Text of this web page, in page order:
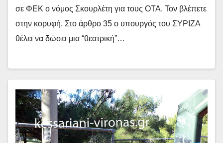
σε ΦΕΚ ο νόμος Σκουρλέτη για τους ΟΤΑ. Τον βλέπετε
στην κορυφή. Στο άρθρο 35 ο υπουργός του ΣΥΡΙΖΑ
θέλει να δώσει μια “θεατρική”…